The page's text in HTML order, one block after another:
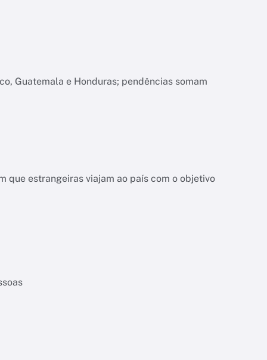
Guatemala e Honduras; pendências somam
que estrangeiras viajam ao país com o objetivo